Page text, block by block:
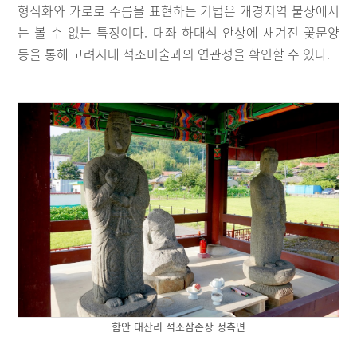
형식화와 가로로 주름을 표현하는 기법은 개경지역 불상에서
는 볼 수 없는 특징이다. 대좌 하대석 안상에 새겨진 꽃문양
등을 통해 고려시대 석조미술과의 연관성을 확인할 수 있다.
함안 대산리 석조삼존상 정측면